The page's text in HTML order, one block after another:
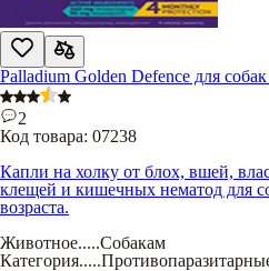
Palladium Golden Defence для
2
Код товара: 07238
Капли на холку от блох, вшей,
клещей и кишечных нематод для
возраста.
Животное.....Собакам
Категория.....